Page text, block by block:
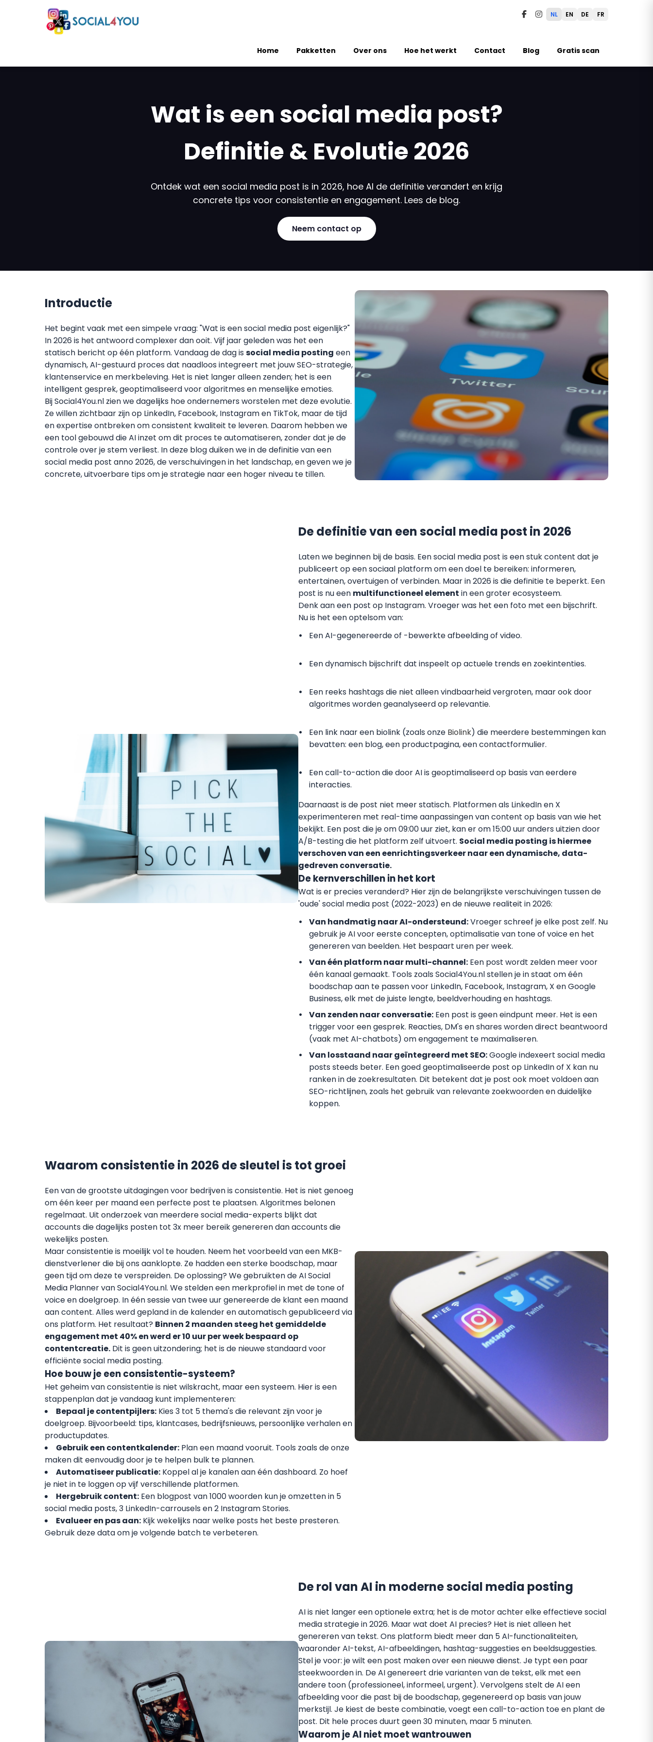
Home Pakketten Over ons Hoe het werkt Contact Blog Gratis scan
NL EN DE FR
Wat is een social media post?
Definitie & Evolutie 2026
Ontdek wat een social media post is in 2026, hoe AI de definitie verandert en krijg
concrete tips voor consistentie en engagement. Lees de blog.
Neem contact op
Introductie
Het begint vaak met een simpele vraag: "Wat is een social media post eigenlijk?"
In 2026 is het antwoord complexer dan ooit. Vijf jaar geleden was het een
statisch bericht op één platform. Vandaag de dag is social media posting een
dynamisch, AI-gestuurd proces dat naadloos integreert met jouw SEO-strategie,
klantenservice en merkbeleving. Het is niet langer alleen zenden; het is een
intelligent gesprek, geoptimaliseerd voor algoritmes en menselijke emoties.
Bij Social4You.nl zien we dagelijks hoe ondernemers worstelen met deze evolutie.
Ze willen zichtbaar zijn op LinkedIn, Facebook, Instagram en TikTok, maar de tijd
en expertise ontbreken om consistent kwaliteit te leveren. Daarom hebben we
een tool gebouwd die AI inzet om dit proces te automatiseren, zonder dat je de
controle over je stem verliest. In deze blog duiken we in de definitie van een
social media post anno 2026, de verschuivingen in het landschap, en geven we je
concrete, uitvoerbare tips om je strategie naar een hoger niveau te tillen.
De definitie van een social media post in 2026
Laten we beginnen bij de basis. Een social media post is een stuk content dat je
publiceert op een sociaal platform om een doel te bereiken: informeren,
entertainen, overtuigen of verbinden. Maar in 2026 is die definitie te beperkt. Een
post is nu een multifunctioneel element in een groter ecosysteem.
Denk aan een post op Instagram. Vroeger was het een foto met een bijschrift.
Nu is het een optelsom van:
Een AI-gegenereerde of -bewerkte afbeelding of video.
Een dynamisch bijschrift dat inspeelt op actuele trends en zoekintenties.
Een reeks hashtags die niet alleen vindbaarheid vergroten, maar ook door
algoritmes worden geanalyseerd op relevantie.
Een link naar een biolink (zoals onze Biolink) die meerdere bestemmingen kan
bevatten: een blog, een productpagina, een contactformulier.
Een call-to-action die door AI is geoptimaliseerd op basis van eerdere
interacties.
Daarnaast is de post niet meer statisch. Platformen als LinkedIn en X
experimenteren met real-time aanpassingen van content op basis van wie het
bekijkt. Een post die je om 09:00 uur ziet, kan er om 15:00 uur anders uitzien door
A/B-testing die het platform zelf uitvoert. Social media posting is hiermee
verschoven van een eenrichtingsverkeer naar een dynamische, data-
gedreven conversatie.
De kernverschillen in het kort
Wat is er precies veranderd? Hier zijn de belangrijkste verschuivingen tussen de
'oude' social media post (2022-2023) en de nieuwe realiteit in 2026:
Van handmatig naar AI-ondersteund:Vroeger schreef je elke post zelf. Nu
gebruik je AI voor eerste concepten, optimalisatie van tone of voice en het
genereren van beelden. Het bespaart uren per week.
Van één platform naar multi-channel:Een post wordt zelden meer voor
één kanaal gemaakt. Tools zoals Social4You.nl stellen je in staat om één
boodschap aan te passen voor LinkedIn, Facebook, Instagram, X en Google
Business, elk met de juiste lengte, beeldverhouding en hashtags.
Van zenden naar conversatie:Een post is geen eindpunt meer. Het is een
trigger voor een gesprek. Reacties, DM's en shares worden direct beantwoord
(vaak met AI-chatbots) om engagement te maximaliseren.
Van losstaand naar geïntegreerd met SEO:Google indexeert social media
posts steeds beter. Een goed geoptimaliseerde post op LinkedIn of X kan nu
ranken in de zoekresultaten. Dit betekent dat je post ook moet voldoen aan
SEO-richtlijnen, zoals het gebruik van relevante zoekwoorden en duidelijke
koppen.
Waarom consistentie in 2026 de sleutel is tot groei
Een van de grootste uitdagingen voor bedrijven is consistentie. Het is niet genoeg
om één keer per maand een perfecte post te plaatsen. Algoritmes belonen
regelmaat. Uit onderzoek van meerdere social media-experts blijkt dat
accounts die dagelijks posten tot 3x meer bereik genereren dan accounts die
wekelijks posten.
Maar consistentie is moeilijk vol te houden. Neem het voorbeeld van een MKB-
dienstverlener die bij ons aanklopte. Ze hadden een sterke boodschap, maar
geen tijd om deze te verspreiden. De oplossing? We gebruikten de AI Social
Media Planner van Social4You.nl. We stelden een merkprofiel in met de tone of
voice en doelgroep. In één sessie van twee uur genereerde de klant een maand
aan content. Alles werd gepland in de kalender en automatisch gepubliceerd via
ons platform. Het resultaat? Binnen 2 maanden steeg het gemiddelde
engagement met 40% en werd er 10 uur per week bespaard op
contentcreatie. Dit is geen uitzondering; het is de nieuwe standaard voor
efficiënte social media posting.
Hoe bouw je een consistentie-systeem?
Het geheim van consistentie is niet wilskracht, maar een systeem. Hier is een
stappenplan dat je vandaag kunt implementeren:
Bepaal je contentpijlers: Kies 3 tot 5 thema's die relevant zijn voor je
doelgroep. Bijvoorbeeld: tips, klantcases, bedrijfsnieuws, persoonlijke verhalen en
productupdates.
Gebruik een contentkalender: Plan een maand vooruit. Tools zoals de onze
maken dit eenvoudig door je te helpen bulk te plannen.
Automatiseer publicatie: Koppel al je kanalen aan één dashboard. Zo hoef
je niet in te loggen op vijf verschillende platformen.
Hergebruik content: Een blogpost van 1000 woorden kun je omzetten in 5
social media posts, 3 LinkedIn-carrousels en 2 Instagram Stories.
Evalueer en pas aan: Kijk wekelijks naar welke posts het beste presteren.
Gebruik deze data om je volgende batch te verbeteren.
De rol van AI in moderne social media posting
AI is niet langer een optionele extra; het is de motor achter elke effectieve social
media strategie in 2026. Maar wat doet AI precies? Het is niet alleen het
genereren van tekst. Ons platform biedt meer dan 5 AI-functionaliteiten,
waaronder AI-tekst, AI-afbeeldingen, hashtag-suggesties en beeldsuggesties.
Stel je voor: je wilt een post maken over een nieuwe dienst. Je typt een paar
steekwoorden in. De AI genereert drie varianten van de tekst, elk met een
andere toon (professioneel, informeel, urgent). Vervolgens stelt de AI een
afbeelding voor die past bij de boodschap, gegenereerd op basis van jouw
merkstijl. Je kiest de beste combinatie, voegt een call-to-action toe en plant de
post. Dit hele proces duurt geen 30 minuten, maar 5 minuten.
Waarom je AI niet moet wantrouwen